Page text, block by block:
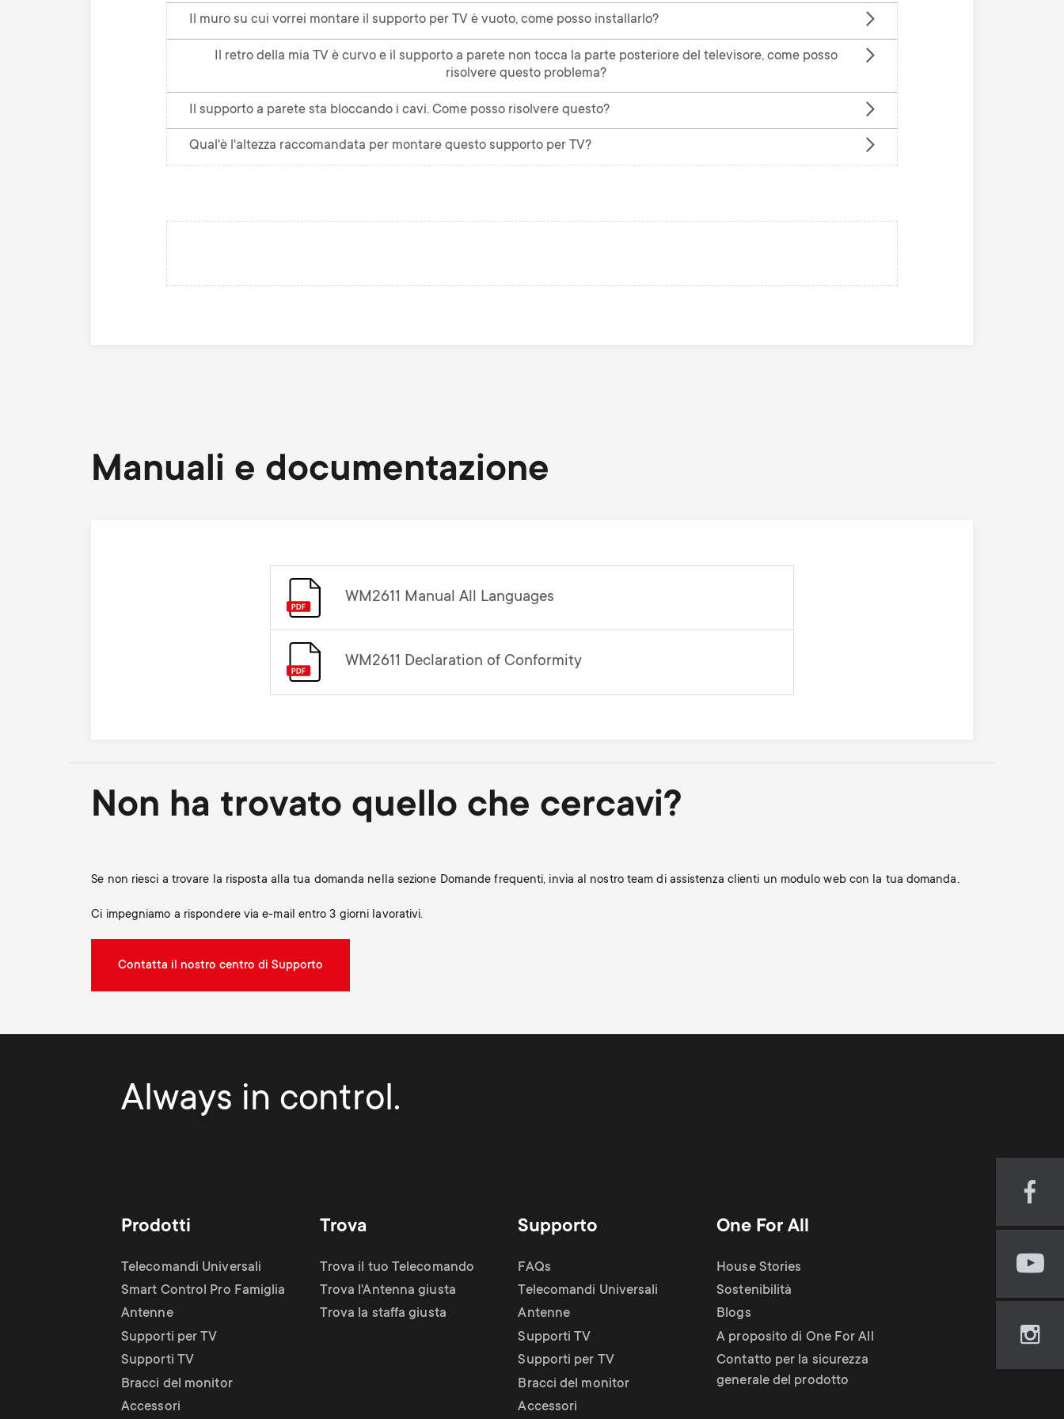
n
u
Il muro su cui vorrei montare il supporto per TV è vuoto, come posso installarlo?
Il retro della mia TV è curvo e il supporto a parete non tocca la parte posteriore del televisore, come posso
risolvere questo problema?
Il supporto a parete sta bloccando i cavi. Come posso risolvere questo?
Qual'è l'altezza raccomandata per montare questo supporto per TV?
Manuali e documentazione
WM2611 Manual All Languages
WM2611 Declaration of Conformity
Non ha trovato quello che cercavi?
Se non riesci a trovare la risposta alla tua domanda nella sezione Domande frequenti, invia al nostro team di assistenza clienti un modulo web con la tua domanda.
Ci impegniamo a rispondere via e-mail entro 3 giorni lavorativi.
Contatta il nostro centro di Supporto
Always in control.
Prodotti
Telecomandi Universali
Smart Control Pro Famiglia
Antenne
Supporti per TV
Supporti TV
Bracci del monitor
Accessori
Trova
Trova il tuo Telecomando
Trova l'Antenna giusta
Trova la staffa giusta
Supporto
FAQs
Telecomandi Universali
Antenne
Supporti TV
Supporti per TV
Bracci del monitor
Accessori
One For All
House Stories
Sostenibilità
Blogs
A proposito di One For All
Contatto per la sicurezza
generale del prodotto
in
tab)
in